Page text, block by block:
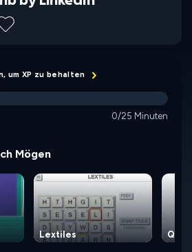
um XP zu behalten
0/25 Minuten
Mögen
Lextiles